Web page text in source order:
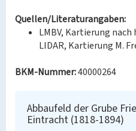
Quellen/Literaturangaben:
LMBV, Kartierung
LIDAR, Kartierung M.
BKM-Nummer:40000264
Abbaufeld der Grube
Eintracht (1818-1894)